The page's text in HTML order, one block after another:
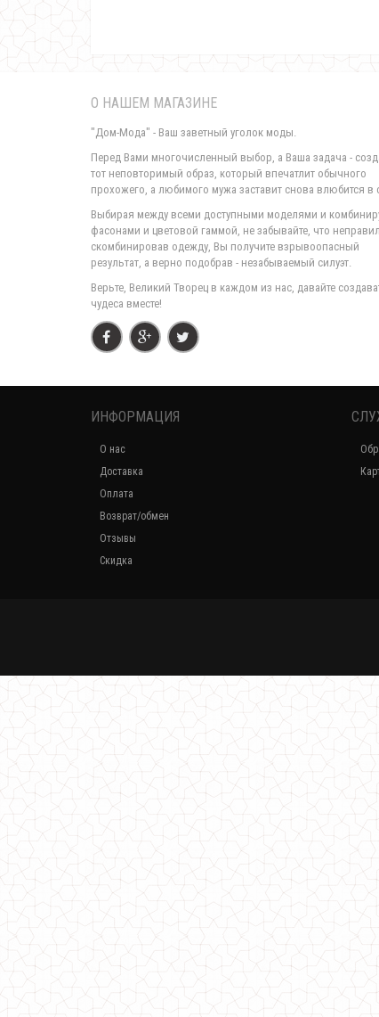
О НАШЕМ МАГАЗИНЕ
"Дом-Мода" - Ваш заветный уголок моды.
Перед Вами многочисленный выбор, а Ваша задача -
тот неповторимый образ, который впечатлит обычного
прохожего, а любимого мужа заставит снова влюбится в
Выбирая между всеми доступными моделями и
фасонами и цветовой гаммой, не забывайте, что
скомбинировав одежду, Вы получите взрывоопасный
результат, а верно подобрав - незабываемый силуэт.
Верьте, Великий Творец в каждом из нас, давайте
чудеса вместе!
ИНФОРМАЦИЯ
О нас
Доставка
Оплата
Возврат/обмен
Отзывы
Скидка